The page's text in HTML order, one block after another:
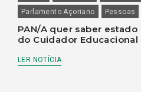
Parlamento Açoriano
Pessoas
PAN/A quer saber
do Cuidador Educacional
LER NOTÍCIA